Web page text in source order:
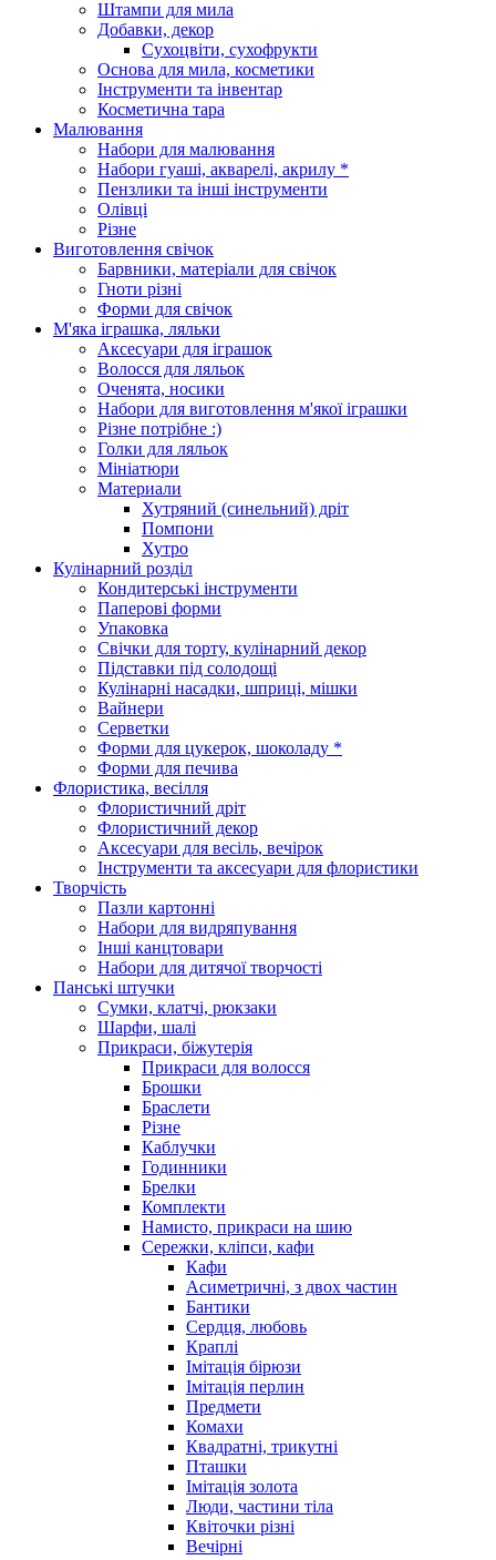
Штампи для мила
Добавки, декор
Сухоцвіти, сухофрукти
Основа для мила, косметики
Інструменти та інвентар
Косметична тара
Малювання
Набори для малювання
Набори гуаші, акварелі, акрилу *
Пензлики та інші інструменти
Олівці
Різне
Виготовлення свічок
Барвники, матеріали для свічок
Гноти різні
Форми для свічок
М'яка іграшка, ляльки
Аксесуари для іграшок
Волосся для ляльок
Оченята, носики
Набори для виготовлення м'якої іграшки
Різне потрібне :)
Голки для ляльок
Мініатюри
Материали
Хутряний (синельний) дріт
Помпони
Хутро
Кулінарний розділ
Кондитерські інструменти
Паперові форми
Упаковка
Свічки для торту, кулінарний декор
Підставки під солодощі
Кулінарні насадки, шприці, мішки
Вайнери
Серветки
Форми для цукерок, шоколаду *
Форми для печива
Флористика, весілля
Флористичний дріт
Флористичний декор
Аксесуари для весіль, вечірок
Інструменти та аксесуари для флористики
Творчість
Пазли картонні
Набори для видряпування
Інші канцтовари
Набори для дитячої творчості
Панські штучки
Сумки, клатчі, рюкзаки
Шарфи, шалі
Прикраси, біжутерія
Прикраси для волосся
Брошки
Браслети
Різне
Каблучки
Годинники
Брелки
Комплекти
Намисто, прикраси на шию
Сережки, кліпси, кафи
Кафи
Асиметричні, з двох частин
Бантики
Сердця, любовь
Краплі
Імітація бірюзи
Імітація перлин
Предмети
Комахи
Квадратні, трикутні
Пташки
Імітація золота
Люди, частини тіла
Квіточки різні
Вечірні